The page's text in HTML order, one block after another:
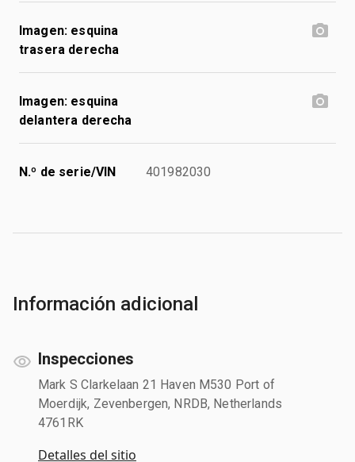
Imagen: esquina
trasera derecha
Imagen: esquina
delantera derecha
N.º de serie/VIN 401982030
Información adicional
Inspecciones
Mark S Clarkelaan 21 Haven M530 Port of
Moerdijk, Zevenbergen, NRDB, Netherlands
4761RK
Detalles del sitio